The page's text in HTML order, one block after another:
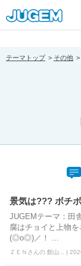
[pear_error:
prefix="" info=""]
テーマトップ その他
景気は??? ボチ
JUGEMテーマ：田
腐はチョイと上
(◎o◎)／！ ...
ＺＥＮさんの 館山... |